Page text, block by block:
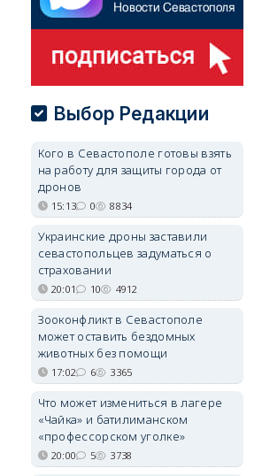
Выбор Редакции
Кого в Севастополе готовы взять
на работу для защиты города от
дронов
15:13 0 8834
Украинские дроны заставили
севастопольцев задуматься о
страховании
20:01 10 4912
Зооконфликт в Севастополе
может оставить бездомных
животных без помощи
17:02 6 3365
Что может измениться в лагере
«Чайка» и батилиманском
«профессорском уголке»
20:00 5 3738